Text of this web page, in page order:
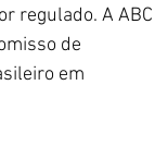
regulado. A ABC
de
em